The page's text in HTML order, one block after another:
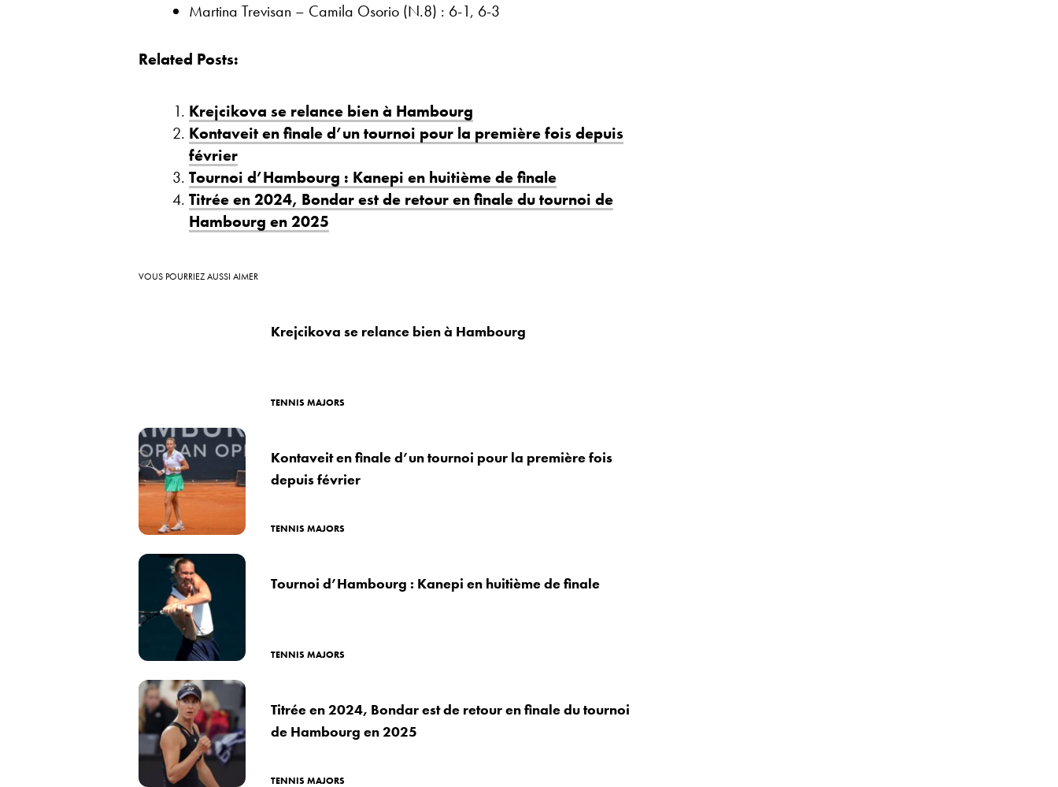
Martina Trevisan – Camila Osorio (N.8) : 6-1, 6-3
Related Posts:
Krejcikova se relance bien à Hambourg
Kontaveit en finale d’un tournoi pour la première fois depuis
février
Tournoi d’Hambourg : Kanepi en huitième de finale
Titrée en 2024, Bondar est de retour en finale du tournoi de
Hambourg en 2025
VOUS POURRIEZ AUSSI AIMER
Krejcikova se relance bien à Hambourg
TENNIS MAJORS
Kontaveit en finale d’un tournoi pour la première fois
depuis février
TENNIS MAJORS
Tournoi d’Hambourg : Kanepi en huitième de finale
TENNIS MAJORS
Titrée en 2024, Bondar est de retour en finale du tournoi
de Hambourg en 2025
TENNIS MAJORS